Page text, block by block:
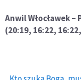
Anwil Włocławek
(20:19, 16:22,